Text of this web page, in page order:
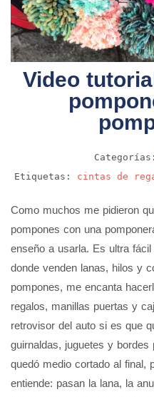
Video
Categorías:
Etiquetas: cintas de
Como muchos me pidieron
pompones con una
enseño a usarla. Es ultra
donde venden lanas, hilos y
pompones, me encanta
regalos, manillas puertas y
retrovisor del auto si es que
guirnaldas, juguetes y
quedó medio cortado al final,
entiende: pasan la lana, la